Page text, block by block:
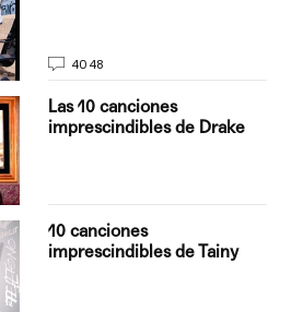
4048
Las 10 canciones
imprescindibles de Drake
10 canciones
imprescindibles de Tainy